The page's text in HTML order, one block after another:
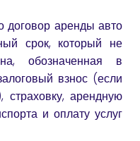
договор аренды авто
срок, который не
обозначенная в
взнос (если
страховку, арендную
и оплату услуг